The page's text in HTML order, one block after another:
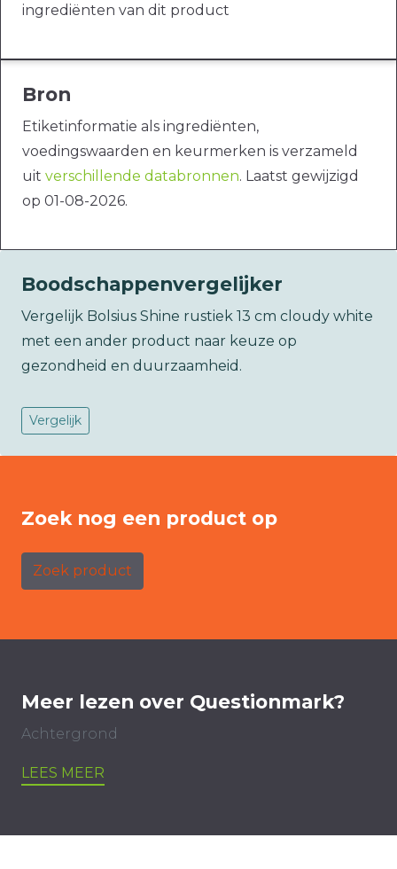
ingrediënten van dit product
Bron
Etiketinformatie als ingrediënten,
voedingswaarden en keurmerken is verzameld
uit verschillende databronnen. Laatst gewijzigd
op 01-08-2026.
Boodschappenvergelijker
Vergelijk Bolsius Shine rustiek 13 cm cloudy white
met een ander product naar keuze op
gezondheid en duurzaamheid.
Vergelijk
Zoek nog een product op
Zoek product
Meer lezen over Questionmark?
Achtergrond
LEES MEER